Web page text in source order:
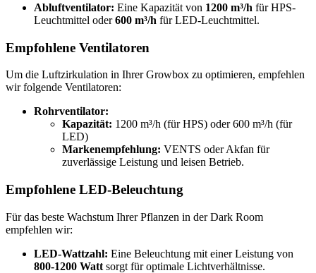
Abluftventilator: Eine Kapazität von 1200 m³/h für HPS-
Leuchtmittel oder600 m³/h für LED-Leuchtmittel.
Empfohlene Ventilatoren
Um die Luftzirkulation in Ihrer Growbox zu optimieren, empfehlen
wir folgende Ventilatoren:
Rohrventilator:
Kapazität: 1200 m³/h (für HPS) oder 600 m³/h (für
LED)
Markenempfehlung: VENTS oder Akfan für
zuverlässige Leistung und leisen Betrieb.
Empfohlene LED-Beleuchtung
Für das beste Wachstum Ihrer Pflanzen in der Dark Room
empfehlen wir:
LED-Wattzahl: Eine Beleuchtung mit einer Leistung von
800-1200 Watt sorgt für optimale Lichtverhältnisse.